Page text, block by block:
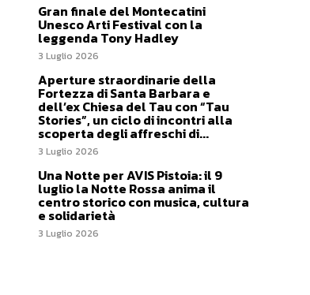
Gran finale del Montecatini
Unesco Arti Festival con la
leggenda Tony Hadley
3 Luglio 2026
Aperture straordinarie della
Fortezza di Santa Barbara e
dell’ex Chiesa del Tau con “Tau
Stories”, un ciclo di incontri alla
scoperta degli affreschi di...
3 Luglio 2026
Una Notte per AVIS Pistoia: il 9
luglio la Notte Rossa anima il
centro storico con musica, cultura
e solidarietà
3 Luglio 2026